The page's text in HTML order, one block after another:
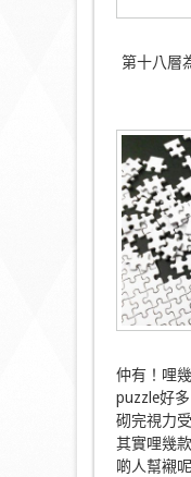
第十八層
仲有！哩
puzzle好
砌完視力
其實哩幾
啲人幫襯